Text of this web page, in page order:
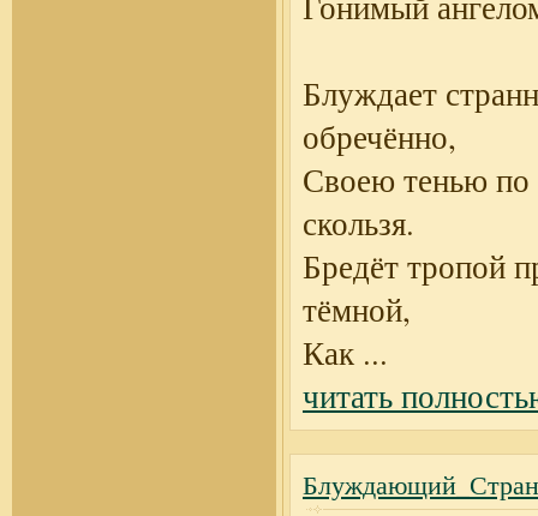
Блуждает
обречённо,
Своею тенью по
скользя.
Бредёт тропой
тёмной,
Как ...
читать